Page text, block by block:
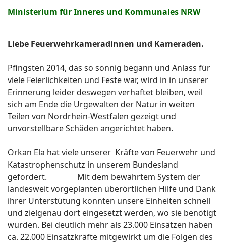
Ministerium für Inneres und Kommunales NRW
Liebe Feuerwehrkameradinnen und Kameraden.
Pfingsten 2014, das so sonnig begann und Anlass für
viele Feierlichkeiten und Feste war, wird in in unserer
Erinnerung leider deswegen verhaftet bleiben, weil
sich am Ende die Urgewalten der Natur in weiten
Teilen von Nordrhein-Westfalen gezeigt und
unvorstellbare Schäden angerichtet haben.
Orkan Ela hat viele unserer Kräfte von Feuerwehr und
Katastrophenschutz in unserem Bundesland
gefordert. Mit dem bewährtem System der
landesweit vorgeplanten überörtlichen Hilfe und Dank
ihrer Unterstütung konnten unsere Einheiten schnell
und zielgenau dort eingesetzt werden, wo sie benötigt
wurden. Bei deutlich mehr als 23.000 Einsätzen haben
ca. 22.000 Einsatzkräfte mitgewirkt um die Folgen des